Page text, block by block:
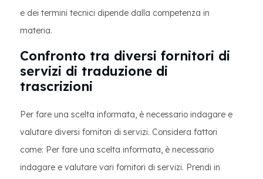
e dei termini tecnici dipende dalla competenza in
materia.
Confronto tra diversi fornitori di
servizi di traduzione di
trascrizioni
Per fare una scelta informata, è necessario indagare e
valutare diversi fornitori di servizi. Considera fattori
come: Per fare una scelta informata, è necessario
indagare e valutare vari fornitori di servizi. Prendi in